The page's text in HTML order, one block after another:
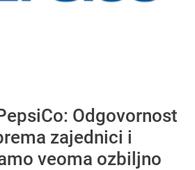
Odgovornost
zajednici i
veoma ozbiljno